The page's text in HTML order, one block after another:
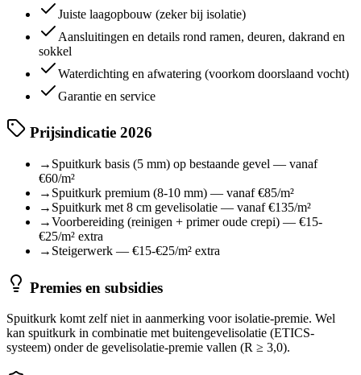
Juiste laagopbouw (zeker bij isolatie)
Aansluitingen en details rond ramen, deuren, dakrand en
sokkel
Waterdichting en afwatering (voorkom doorslaand vocht)
Garantie en service
Prijsindicatie 2026
→ Spuitkurk basis (5 mm) op bestaande gevel — vanaf
€60/m²
→ Spuitkurk premium (8-10 mm) — vanaf €85/m²
→ Spuitkurk met 8 cm gevelisolatie — vanaf €135/m²
→Voorbereiding (reinigen + primer oude crepi) — €15-
€25/m² extra
→ Steigerwerk — €15-€25/m² extra
Premies en subsidies
Spuitkurk komt zelf niet in aanmerking voor isolatie-premie. Wel
kan spuitkurk in combinatie met buitengevelisolatie (ETICS-
systeem) onder de gevelisolatie-premie vallen (R ≥ 3,0).